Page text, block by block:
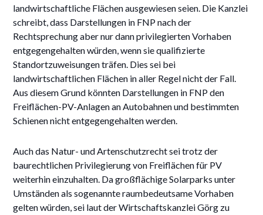
landwirtschaftliche Flächen ausgewiesen seien. Die Kanzlei
schreibt, dass Darstellungen in FNP nach der
Rechtsprechung aber nur dann privilegierten Vorhaben
entgegengehalten würden, wenn sie qualifizierte
Standortzuweisungen träfen. Dies sei bei
landwirtschaftlichen Flächen in aller Regel nicht der Fall.
Aus diesem Grund könnten Darstellungen in FNP den
Freiflächen-PV-Anlagen an Autobahnen und bestimmten
Schienen nicht entgegengehalten werden.
Auch das Natur- und Artenschutzrecht sei trotz der
baurechtlichen Privilegierung von Freiflächen für PV
weiterhin einzuhalten. Da großflächige Solarparks unter
Umständen als sogenannte raumbedeutsame Vorhaben
gelten würden, sei laut der Wirtschaftskanzlei Görg zu